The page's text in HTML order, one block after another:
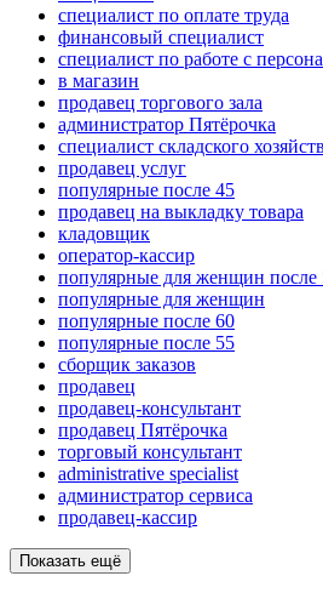
специалист по оплате труда
финансовый специалист
специалист по работе с
в магазин
продавец торгового зала
администратор Пятёрочка
специалист складского
продавец услуг
популярные после 45
продавец на выкладку товара
кладовщик
оператор-кассир
популярные для женщин после
популярные для женщин
популярные после 60
популярные после 55
сборщик заказов
продавец
продавец-консультант
продавец Пятёрочка
торговый консультант
administrative specialist
администратор сервиса
продавец-кассир
Показать ещё